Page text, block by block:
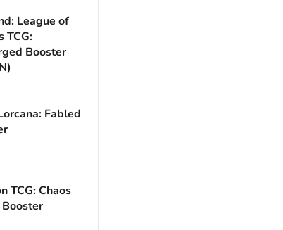
League of
TCG:
Booster
Fabled
TCG: Chaos